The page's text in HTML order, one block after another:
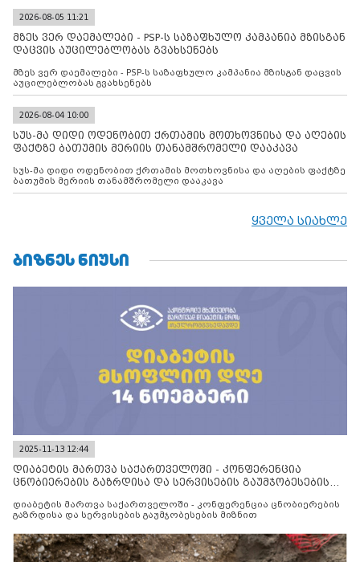
2026-08-05 11:21
მზეს ვერ დაემალები - PSP-ს საზაფხულო კამპანია მზისგან
დაცვის აუცილებლობას გვახსენებს
მზეს ვერ დაემალები - PSP-ს საზაფხულო კამპანია მზისგან დაცვის
აუცილებლობას გვახსენებს
2026-08-04 10:00
სუს-მა დიდი ოდენობით ქრთამის მოთხოვნისა და აღების
ფაქტზე ბათუმის მერიის თანამშრომელი დააკავა
სუს-მა დიდი ოდენობით ქრთამის მოთხოვნისა და აღების ფაქტზე
ბათუმის მერიის თანამშრომელი დააკავა
ყველა სიახლე
ᲑᲘᲖᲜᲔᲡ ᲜᲘᲣᲡᲘ
2025-11-13 12:44
დიაბეტის მართვა საქართველოში - კონფერენცია
ცნობიერების გაზრდისა და სერვისების გაუმჯობესების
დიაბეტის მართვა საქართველოში - კონფერენცია ცნობიერების
გაზრდისა და სერვისების გაუმჯობესების მიზნით